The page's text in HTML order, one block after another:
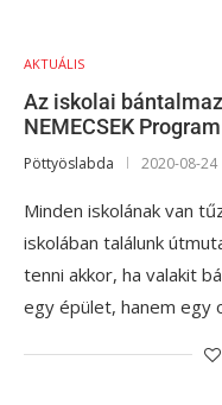
AKTUÁLIS
Az iskolai
NEMECSEK Program
Pöttyöslabda 2020-08-24
Minden iskolának van
iskolában találunk
tenni akkor, ha valakit
egy épület, hanem egy